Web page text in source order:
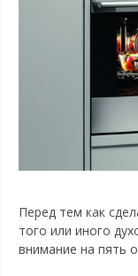
Перед тем как
того или иного
внимание на пять